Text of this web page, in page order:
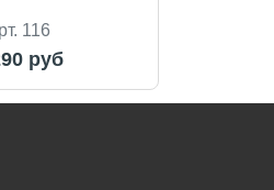
116
руб